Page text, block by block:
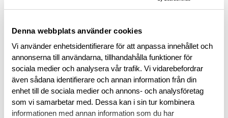
Denna webbplats använder cookies
Vi använder enhetsidentifierare för att anpassa innehållet och
annonserna till användarna, tillhandahålla funktioner för
sociala medier och analysera vår trafik. Vi vidarebefordrar
även sådana identifierare och annan information från din
enhet till de sociala medier och annons- och analysföretag
som vi samarbetar med. Dessa kan i sin tur kombinera
informationen med annan information som du har
OM VARUMÄRKET
TILLBEHÖR